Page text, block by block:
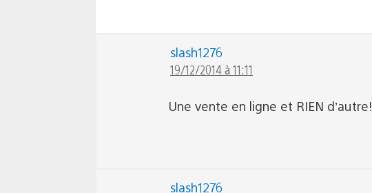
slash1276
19/12/2014 à 11:11
Une vente en ligne et RIEN d’autre!
slash1276